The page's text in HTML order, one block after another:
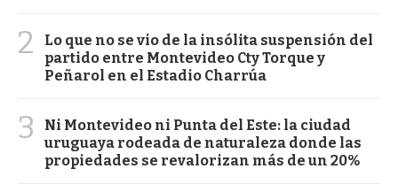
2
Lo que no se vio de la insólita suspensión del
partido entre Montevideo Cty Torque y
Peñarol en el Estadio Charrúa
3
Ni Montevideo ni Punta del Este: la ciudad
uruguaya rodeada de naturaleza donde las
propiedades se revalorizan más de un 20%